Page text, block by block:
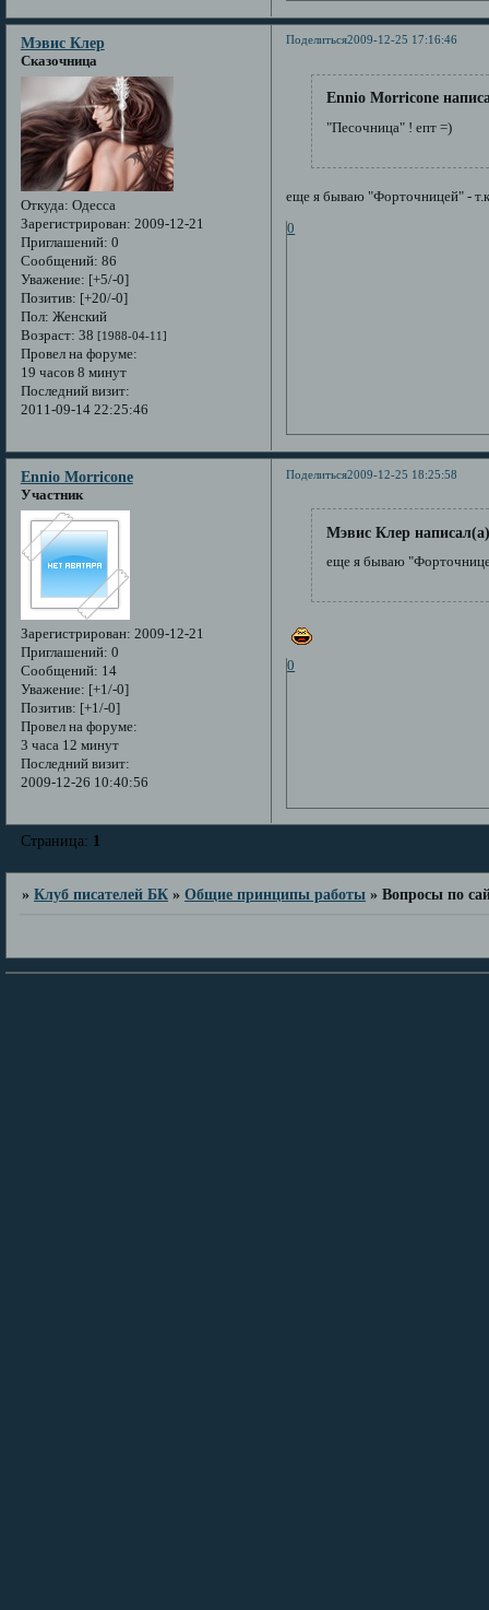
Поделиться2009-12-25 17:16:46
Мэвис Клер
Сказочница
Откуда: Одесса
Зарегистрирован: 2009-12-21
Приглашений: 0
Сообщений: 86
Уважение: [+5/-0]
Позитив: [+20/-0]
Пол: Женский
Возраст: 38 [1988-04-11]
Провел на форуме:
19 часов 8 минут
Последний визит:
2011-09-14 22:25:46
Ennio Morricone
"Песочница" ! епт =)
еще я бываю "Форточницей" -
0
Поделиться2009-12-25 18:25:58
Ennio Morricone
Участник
Зарегистрирован: 2009-12-21
Приглашений: 0
Сообщений: 14
Уважение: [+1/-0]
Позитив: [+1/-0]
Провел на форуме:
3 часа 12 минут
Последний визит:
2009-12-26 10:40:56
Мэвис Клер
еще я бываю
0
Страница: 1
»Клуб писателей БК »Общие принципы работы »Вопросы по